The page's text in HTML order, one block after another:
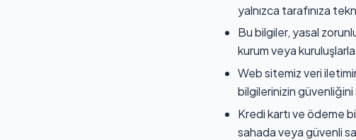
yalnızca tarafınıza
Bu bilgiler, yasal
kurum veya
Web sitemiz veri
bilgilerinizin güvenliğini
Kredi kartı ve ödeme
sahada veya güvenli